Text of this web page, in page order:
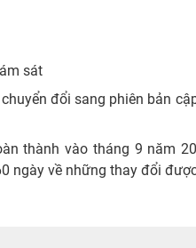
sát
đổi sang phiên bản
thành vào tháng 9 năm
ngày về những thay đổi